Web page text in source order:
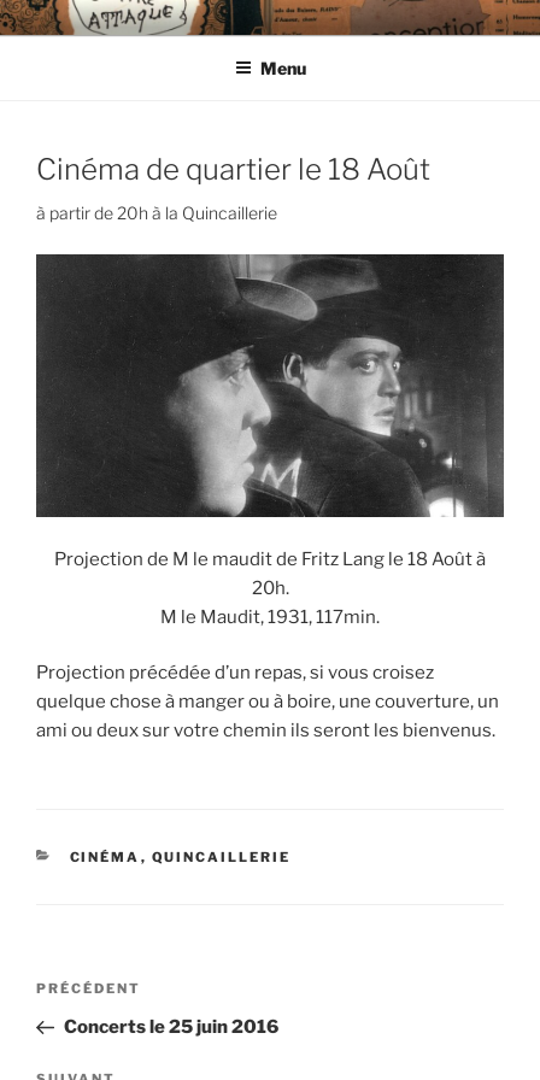
Aller
au
CIE LES ENDIMANCHÉS
Menu
Cinéma de quartier le 18 Août
à partir de 20h à la Quincaillerie
Projection de M le maudit de Fritz Lang le 18 Août à
20h.
M le Maudit, 1931, 117min.
Projection précédée d’un repas, si vous croisez
quelque chose à manger ou à boire, une couverture, un
ami ou deux sur votre chemin ils seront les bienvenus.
CATÉGORIES
CINÉMA , QUINCAILLERIE
Navigation
l’article
Article
précédent
PRÉCÉDENT
Concerts le 25 juin 2016